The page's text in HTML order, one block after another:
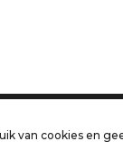
van cookies en